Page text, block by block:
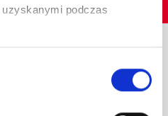
podczas
-